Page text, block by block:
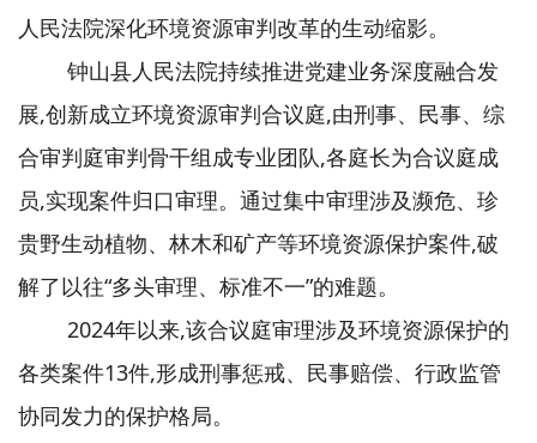
人民法院深化环境资源审判改革的生动缩影。
钟山县人民法院持续推进党建业务深度融合发
展,创新成立环境资源审判合议庭,由刑事、民事、综
合审判庭审判骨干组成专业团队,各庭长为合议庭成
员,实现案件归口审理。通过集中审理涉及濒危、珍
贵野生动植物、林木和矿产等环境资源保护案件,破
解了以往“多头审理、标准不一”的难题。
2024年以来,该合议庭审理涉及环境资源保护的
各类案件13件,形成刑事惩戒、民事赔偿、行政监管
协同发力的保护格局。